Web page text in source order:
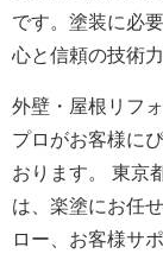
です。塗装に必
心と信頼の技術
外壁・屋根リフ
プロがお客様に
おります。 東京
は、楽塗にお任
ロー、お客様サ